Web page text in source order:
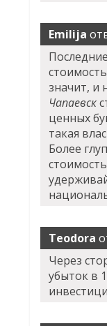
Emilija
значит, и
Чапаевск
ценных
такая
Более
Teodora
Через
убыток в